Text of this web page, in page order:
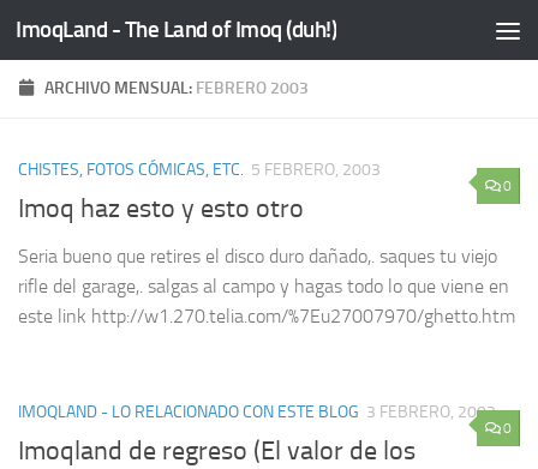
Saltar al contenido
ImoqLand - The Land of Imoq (duh!)
ARCHIVO MENSUAL: FEBRERO 2003
0
CHISTES, FOTOS CÓMICAS, ETC. 5 FEBRERO, 2003
Imoq haz esto y esto otro
Seria bueno que retires el disco duro dañado,. saques tu viejo
rifle del garage,. salgas al campo y hagas todo lo que viene en
este link http://w1.270.telia.com/%7Eu27007970/ghetto.htm
0
IMOQLAND - LO RELACIONADO CON ESTE BLOG 3 FEBRERO, 2003
Imoqland de regreso (El valor de los